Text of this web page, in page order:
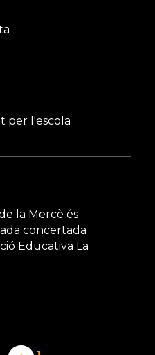
per l'escola
la Mercè és
concertada
Educativa La